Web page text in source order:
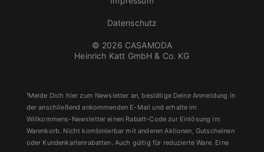
© 2026 CASAMODA
Heinrich Katt GmbH & Co. KG
Datenschutz
¹Melde Dich hier zum Newsletter an, bestätige Deine Anmeldung in
der anschließend ankommenden E-Mail und erhalte im
Willkommens-Newsletter einen Rabatt-Code zur Einlösung im
Warenkorb. Nicht kombinierbar mit anderen Aktionen, Gutscheinen
oder Kundenkartenrabatten. Auch gültig für reduzierte Ware. Eine